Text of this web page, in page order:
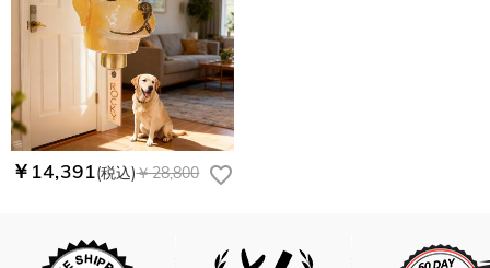
の国・地域によって送料が異なります。また、海外配送の際は
受取人様に関税が発生する場合がございます。
お客様が商品受け取り後、60日以内の未使用品の返品は可能で
す。受注生産品のため、返品は50%の返品手数料(材料費)が発
生致します。詳細はキャンセル/返品について
注文＆支払いについて
注文後に注文の内容を変更できますか？
もし注文確認メールをご確認後、注文内容に間違いでもありま
したら、至急カスタマーサポート【Eメール：
service@drawelry.jp】までご連絡ください。ご連絡頂く時に注
文番号もお送りください。
Drawelryからのメールが届きません。
Drawelryからのメールが届いていない場合、次の可能性が考え
られます。原因①迷惑メールフォルダに移動されている。解決
メールが正しく届くように、迷惑メールフィルターの設定を変
支払方法は何がありますか？
Paypal、ApplePay、GooglePayからお選びいただけます。
か
￥14,391(税込)￥28,800